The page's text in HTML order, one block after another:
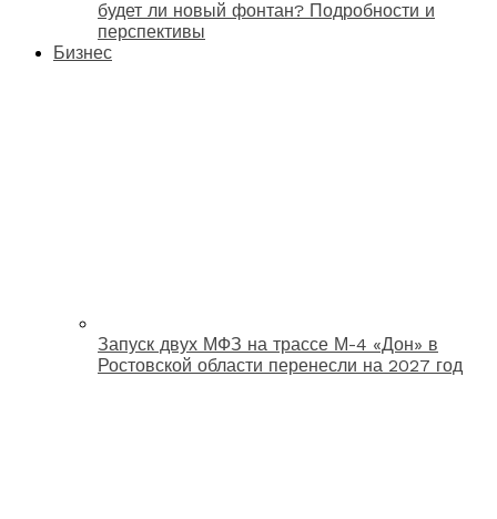
будет ли новый фонтан? Подробности и
перспективы
Бизнес
Запуск двух МФЗ на трассе М-4 «Дон» в
Ростовской области перенесли на 2027 год